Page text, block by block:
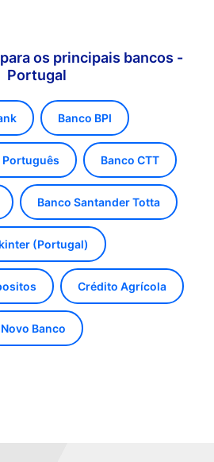
os principais bancos -
Portugal
Banco BPI
Português Banco CTT
Banco Santander Totta
(Portugal)
Crédito Agrícola
Novo Banco